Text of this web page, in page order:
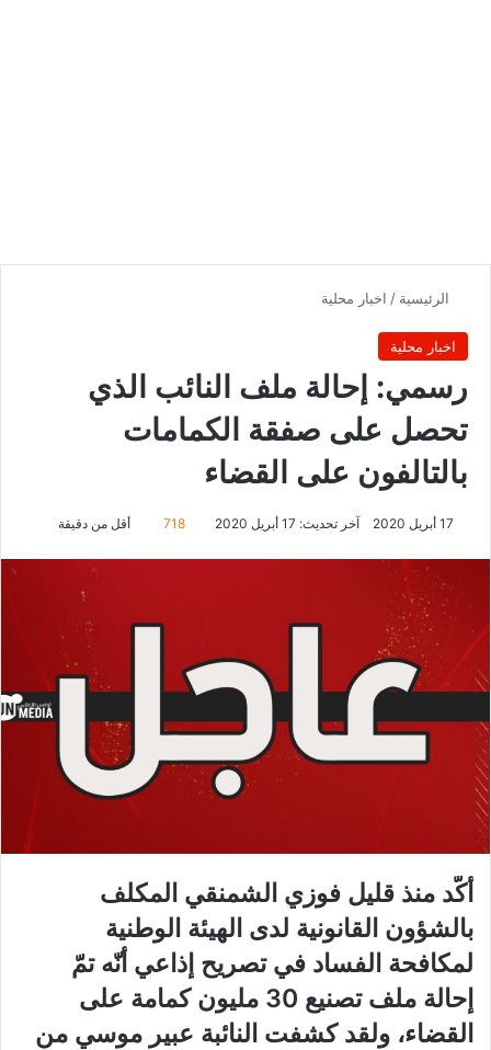
الرئيسية / اخبار محلية
اخبار محلية
رسمي: إحالة ملف النائب الذي
تحصل على صفقة الكمامات
بالتالفون على القضاء
17 أبريل 2020 آخر تحديث: 17 أبريل 2020 718 أقل من دقيقة
أكّد منذ قليل فوزي الشمنقي المكلف
بالشؤون القانونية لدى الهيئة الوطنية
لمكافحة الفساد في تصريح إذاعي أنّه تمّ
إحالة ملف تصنيع 30 مليون كمامة على
القضاء، ولقد كشفت النائبة عبير موسي من